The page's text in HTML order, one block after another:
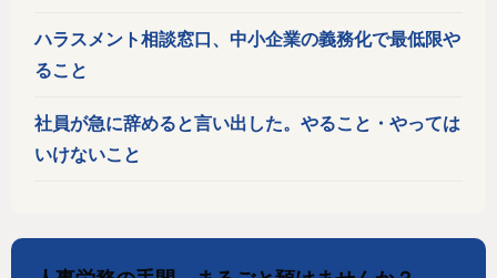
ハラスメント相談窓口、中小企業の義務化で最低限や
ること
社員が急に辞めると言い出した。やること・やっては
いけないこと